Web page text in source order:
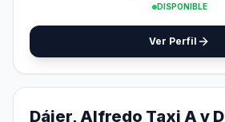
DISPONIBLE
Ver Perfil
Dájer, Alfredo Taxi A y D